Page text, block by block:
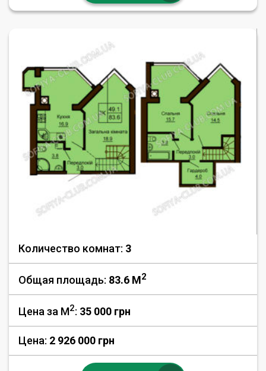
Количество комнат: 3
Общая площадь: 83.6 M2
Цена за М2: 35 000 грн
Цена: 2 926 000 грн